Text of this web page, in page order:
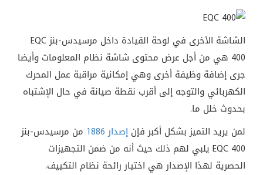
الشاشة الأخرى في لوحة القيادة داخل مرسيدس-بنز EQC
400 هي من أجل عرض محتوى شاشة نظام المعلومات وأيضا
جرى إضافة وظيفة أخرى وهي إمكانية مراقبة عمل المحرك
الكهربائي والتوجه إلى أقرب نقطة صيانة في حال الإشتباه
بحدوث خلل ما.
لمن يريد التميز بشكل أكبر فإن إصدار 1886
من مرسيدس-بنز
EQC 400 يلبي لهم ذلك حيث أنه من ضمن التجهيزات
الحصرية لهذا الإصدار هي اختيار رائحة نظام التكييف.